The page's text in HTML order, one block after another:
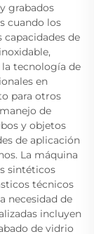
grabados
cuando los
capacidades de
tecnología de
en
para otros
de
y objetos
de aplicación
La máquina
sintéticos
técnicos
necesidad de
incluyen
de vidrio